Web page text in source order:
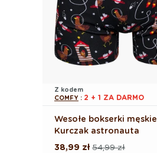
Z kodem
COMFY : 2 + 1 ZA DARMO
Wesołe bokserki męskie
Kurczak astronauta
Cena
54,99 zł
Cena
38,99 zł